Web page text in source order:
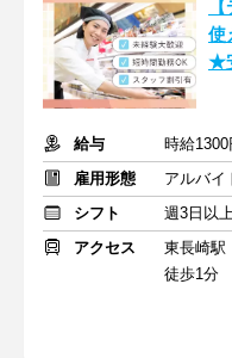
使
★
給与
時給1300
雇用形態
アルバイ
シフト
週3日以
アクセス
東長崎駅
徒歩1分